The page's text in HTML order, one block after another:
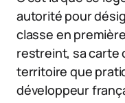
autorité pour
classe en
restreint, sa carte
territoire que
développeur